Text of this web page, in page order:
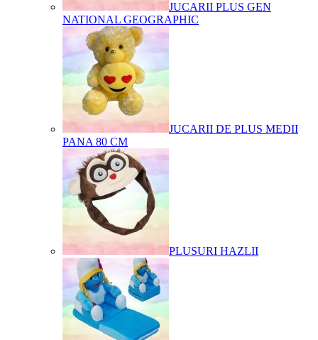
JUCARII PLUS GEN
NATIONAL GEOGRAPHIC
JUCARII DE PLUS MEDII
PANA 80 CM
PLUSURI HAZLII